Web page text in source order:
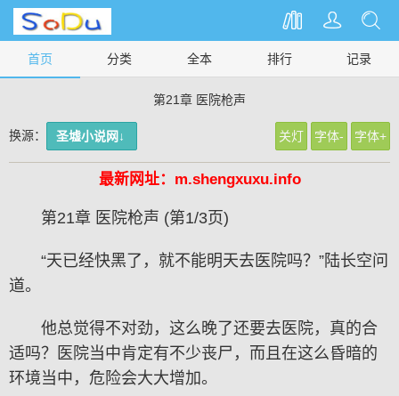
首页 分类 全本 排行 记录
第21章 医院枪声
换源： 圣墟小说网↓ 关灯 字体- 字体+
最新网址：m.shengxuxu.info
第21章 医院枪声 (第1/3页)
“天已经快黑了，就不能明天去医院吗？”陆长空问
道。
他总觉得不对劲，这么晚了还要去医院，真的合
适吗？医院当中肯定有不少丧尸，而且在这么昏暗的
环境当中，危险会大大增加。